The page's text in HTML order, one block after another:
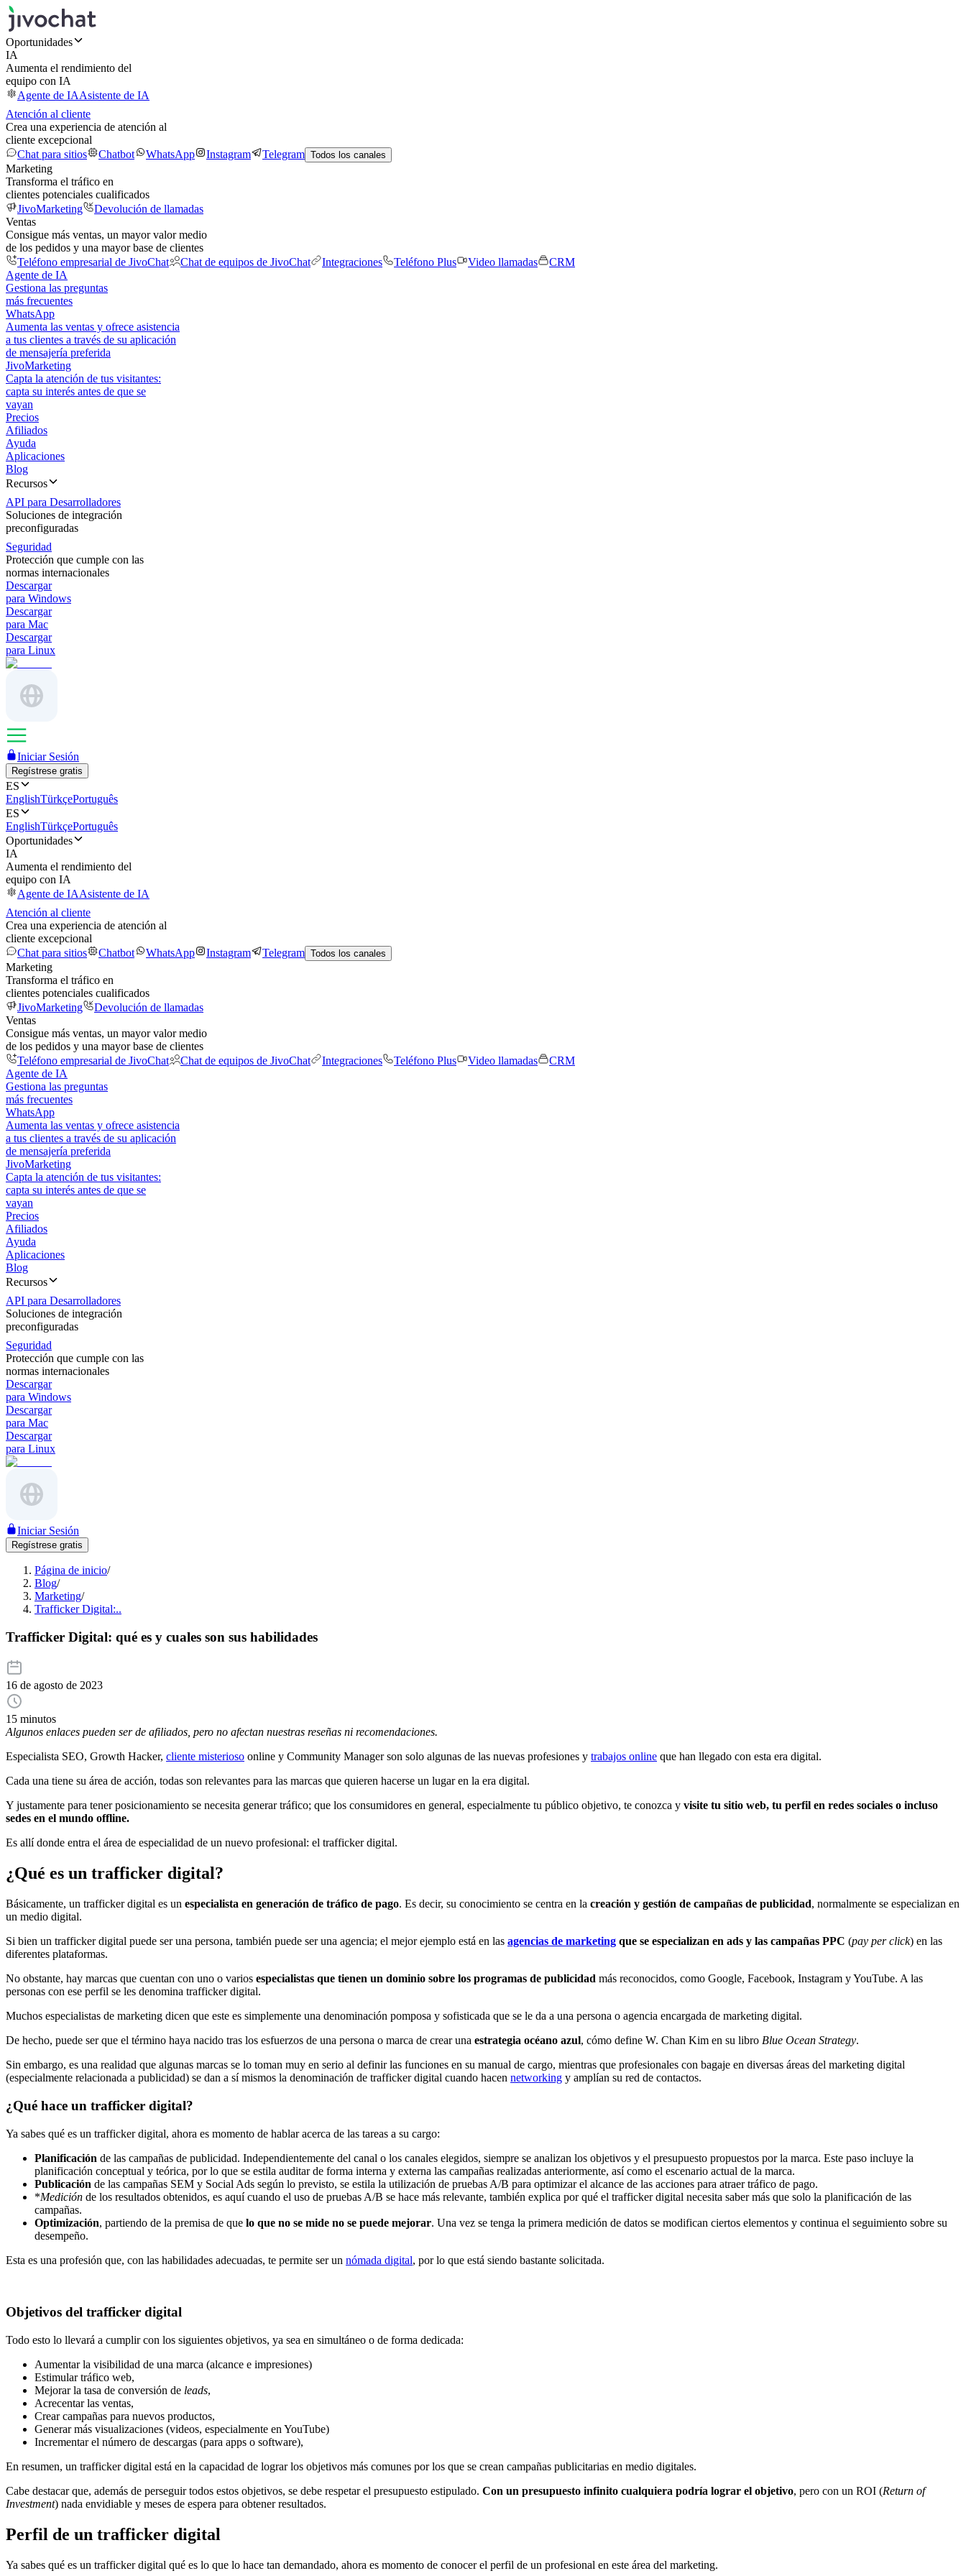
Oportunidades
IA
Aumenta el rendimiento del
equipo con IA
Agente de IAAsistente de IA
Atención al cliente
Crea una experiencia de atención al
cliente excepcional
Chat para sitios
Chatbot WhatsApp Instagram Telegram Todos los canales
Marketing
Transforma el tráfico en
clientes potenciales cualificados
JivoMarketing
Devolución de llamadas
Ventas
Consigue más ventas, un mayor valor medio
de los pedidos y una mayor base de clientes
Teléfono empresarial de JivoChat
Chat de equipos de JivoChat Integraciones Teléfono Plus Video llamadas
CRM
Agente de IA
Gestiona las preguntas
más frecuentes
WhatsApp
Aumenta las ventas y ofrece asistencia
a tus clientes a través de su aplicación
de mensajería preferida
JivoMarketing
Capta la atención de tus visitantes:
capta su interés antes de que se
vayan
Precios
Afiliados
Ayuda
Aplicaciones
Blog
Recursos
API para Desarrolladores
Soluciones de integración
preconfiguradas
Seguridad
Protección que cumple con las
normas internacionales
Descargar
para Windows
Descargar
para Mac
Descargar
para Linux
Iniciar Sesión
Regístrese gratis
ES
EnglishTürkçePortuguês
ES
EnglishTürkçePortuguês
Oportunidades
IA
Aumenta el rendimiento del
equipo con IA
Agente de IAAsistente de IA
Atención al cliente
Crea una experiencia de atención al
cliente excepcional
Chat para sitios
Chatbot WhatsApp Instagram Telegram Todos los canales
Marketing
Transforma el tráfico en
clientes potenciales cualificados
JivoMarketing
Devolución de llamadas
Ventas
Consigue más ventas, un mayor valor medio
de los pedidos y una mayor base de clientes
Teléfono empresarial de JivoChat
Chat de equipos de JivoChat Integraciones Teléfono Plus Video llamadas
CRM
Agente de IA
Gestiona las preguntas
más frecuentes
WhatsApp
Aumenta las ventas y ofrece asistencia
a tus clientes a través de su aplicación
de mensajería preferida
JivoMarketing
Capta la atención de tus visitantes:
capta su interés antes de que se
vayan
Precios
Afiliados
Ayuda
Aplicaciones
Blog
Recursos
API para Desarrolladores
Soluciones de integración
preconfiguradas
Seguridad
Protección que cumple con las
normas internacionales
Descargar
para Windows
Descargar
para Mac
Descargar
para Linux
Iniciar Sesión
Regístrese gratis
Página de inicio/
Blog/
Marketing/
Trafficker Digital:..
Trafficker Digital: qué es y cuales son sus habilidades
16 de agosto de 2023
15 minutos
Algunos enlaces pueden ser de afiliados, pero no afectan nuestras reseñas ni recomendaciones.
Especialista SEO, Growth Hacker, cliente misterioso online y Community Manager son solo algunas de las nuevas profesiones y trabajos online que han llegado con esta era digital.
Cada una tiene su área de acción, todas son relevantes para las marcas que quieren hacerse un lugar en la era digital.
Y justamente para tener posicionamiento se necesita generar tráfico; que los consumidores en general, especialmente tu público objetivo, te conozca y visite tu sitio web, tu perfil en redes sociales o incluso
sedes en el mundo offline.
Es allí donde entra el área de especialidad de un nuevo profesional: el trafficker digital.
¿Qué es un trafficker digital?
Básicamente, un trafficker digital es un especialista en generación de tráfico de pago. Es decir, su conocimiento se centra en la creación y gestión de campañas de publicidad, normalmente se especializan en
un medio digital.
Si bien un trafficker digital puede ser una persona, también puede ser una agencia; el mejor ejemplo está en las agencias de marketing que se especializan en ads y las campañas PPC (pay per click) en las
diferentes plataformas.
No obstante, hay marcas que cuentan con uno o varios especialistas que tienen un dominio sobre los programas de publicidad más reconocidos, como Google, Facebook, Instagram y YouTube. A las
personas con ese perfil se les denomina trafficker digital.
Muchos especialistas de marketing dicen que este es simplemente una denominación pomposa y sofisticada que se le da a una persona o agencia encargada de marketing digital.
De hecho, puede ser que el término haya nacido tras los esfuerzos de una persona o marca de crear una estrategia océano azul, cómo define W. Chan Kim en su libro Blue Ocean Strategy.
Sin embargo, es una realidad que algunas marcas se lo toman muy en serio al definir las funciones en su manual de cargo, mientras que profesionales con bagaje en diversas áreas del marketing digital
(especialmente relacionada a publicidad) se dan a sí mismos la denominación de trafficker digital cuando hacen networking y amplían su red de contactos.
¿Qué hace un trafficker digital?
Ya sabes qué es un trafficker digital, ahora es momento de hablar acerca de las tareas a su cargo:
Planificación de las campañas de publicidad. Independientemente del canal o los canales elegidos, siempre se analizan los objetivos y el presupuesto propuestos por la marca. Este paso incluye la
planificación conceptual y teórica, por lo que se estila auditar de forma interna y externa las campañas realizadas anteriormente, así como el escenario actual de la marca.
Publicación de las campañas SEM y Social Ads según lo previsto, se estila la utilización de pruebas A/B para optimizar el alcance de las acciones para atraer tráfico de pago.
*Medición de los resultados obtenidos, es aquí cuando el uso de pruebas A/B se hace más relevante, también explica por qué el trafficker digital necesita saber más que solo la planificación de las
campañas.
Optimización, partiendo de la premisa de que lo que no se mide no se puede mejorar. Una vez se tenga la primera medición de datos se modifican ciertos elementos y continua el seguimiento sobre su
desempeño.
Esta es una profesión que, con las habilidades adecuadas, te permite ser un nómada digital, por lo que está siendo bastante solicitada.
Objetivos del trafficker digital
Todo esto lo llevará a cumplir con los siguientes objetivos, ya sea en simultáneo o de forma dedicada:
Aumentar la visibilidad de una marca (alcance e impresiones)
Estimular tráfico web,
Mejorar la tasa de conversión de leads,
Acrecentar las ventas,
Crear campañas para nuevos productos,
Generar más visualizaciones (videos, especialmente en YouTube)
Incrementar el número de descargas (para apps o software),
En resumen, un trafficker digital está en la capacidad de lograr los objetivos más comunes por los que se crean campañas publicitarias en medio digitales.
Cabe destacar que, además de perseguir todos estos objetivos, se debe respetar el presupuesto estipulado. Con un presupuesto infinito cualquiera podría lograr el objetivo, pero con un ROI (Return of
Investment) nada envidiable y meses de espera para obtener resultados.
Perfil de un trafficker digital
Ya sabes qué es un trafficker digital qué es lo que lo hace tan demandado, ahora es momento de conocer el perfil de un profesional en este área del marketing.